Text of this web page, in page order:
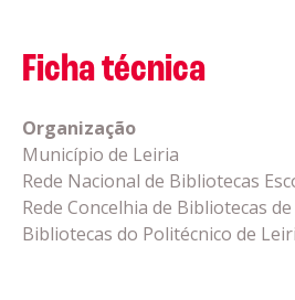
Ficha técnica
Organização
Município de Leiria
Rede Nacional de Bibliotecas
Rede Concelhia de Bibliotecas
Bibliotecas do Politécnico de